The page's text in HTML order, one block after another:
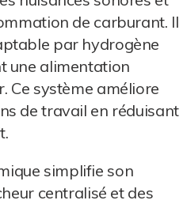
de carburant. Il
par hydrogène
une alimentation
Ce système améliore
de travail en réduisant
simplifie son
centralisé et des